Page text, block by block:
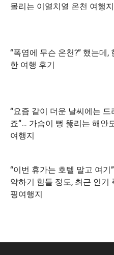
몰리는 이열치열 온천 여행지
“폭염에 무슨 온천?” 했는데,
한 여행 후기
“요즘 같이 더운 날씨에는
죠”… 가슴이 뻥 뚫리는 해안
여행지
“이번 휴가는 호텔 말고 여기
약하기 힘들 정도, 최근 인기
핑여행지